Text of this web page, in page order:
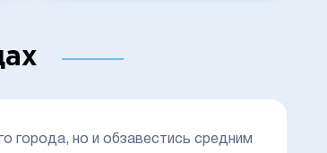
города, но и обзавестись средним